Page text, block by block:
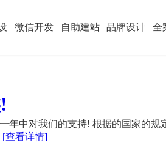
微信开发 自助建站 品牌设计 全
中对我们的支持! 根据的国家的
[查看详情]